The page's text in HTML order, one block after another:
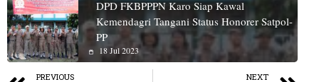
DPD FKBPPPN Karo Siap Kawal
Kemendagri Tangani Status Honorer Satpol-
PP
18 Jul 2023
PREVIOUS NEXT